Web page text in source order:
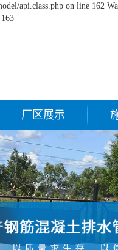
api.class.php on line 162
厂区展示